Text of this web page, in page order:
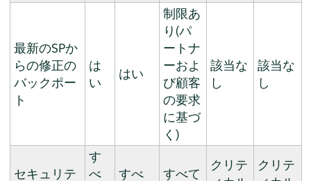
最新のSPか
らの修正の
バックポー
ト
は
い
はい
制限あ
り(パ
ートナ
ーおよ
び顧客
の要求
に基づ
く)
該当な
し
該当な
し
セキュリテ
す
べ
すべ
すべて
クリテ
クリテ